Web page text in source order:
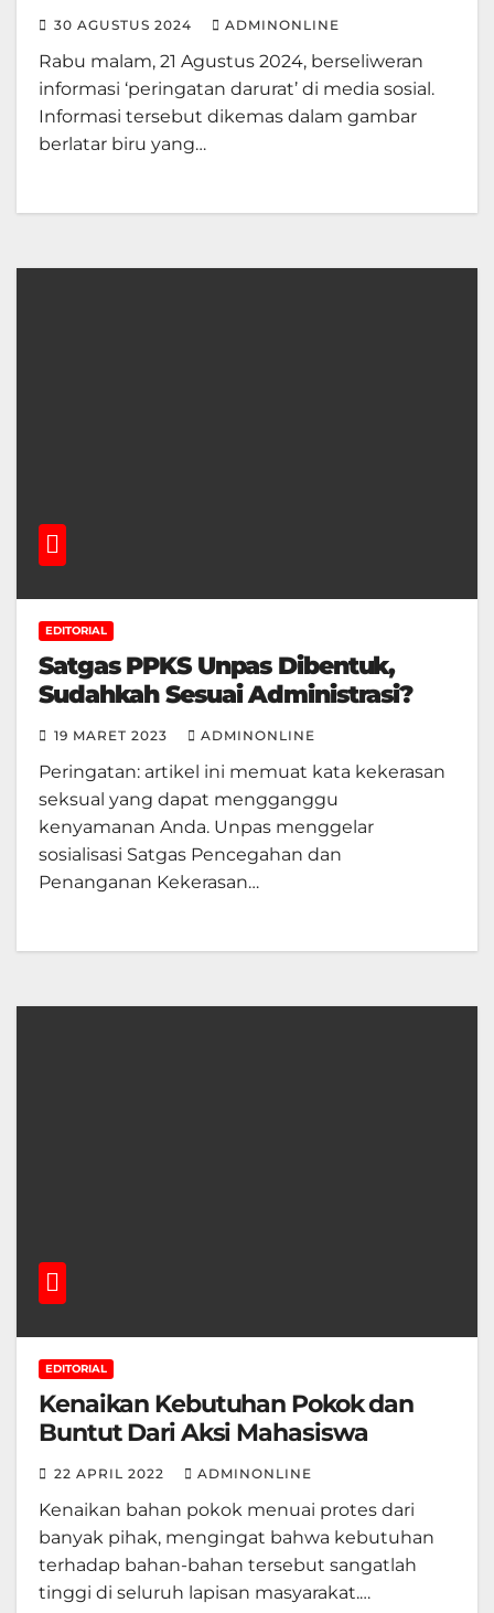
30 AGUSTUS 2024 ADMINONLINE
Rabu malam, 21 Agustus 2024, berseliweran
informasi ‘peringatan darurat’ di media sosial.
Informasi tersebut dikemas dalam gambar
berlatar biru yang…
EDITORIAL
Satgas PPKS Unpas Dibentuk,
Sudahkah Sesuai Administrasi?
19 MARET 2023 ADMINONLINE
Peringatan: artikel ini memuat kata kekerasan
seksual yang dapat mengganggu
kenyamanan Anda. Unpas menggelar
sosialisasi Satgas Pencegahan dan
Penanganan Kekerasan…
EDITORIAL
Kenaikan Kebutuhan Pokok dan
Buntut Dari Aksi Mahasiswa
22 APRIL 2022 ADMINONLINE
Kenaikan bahan pokok menuai protes dari
banyak pihak, mengingat bahwa kebutuhan
terhadap bahan-bahan tersebut sangatlah
tinggi di seluruh lapisan masyarakat.…